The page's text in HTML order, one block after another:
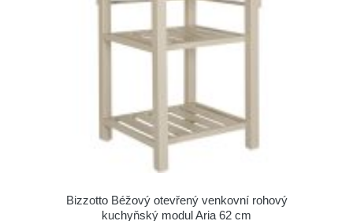
Bizzotto Béžový otevřený venkovní rohový
kuchyňský modul Aria 62 cm